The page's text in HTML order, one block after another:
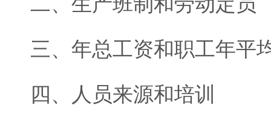
三、年总工资和职工年平
四、人员来源和培训